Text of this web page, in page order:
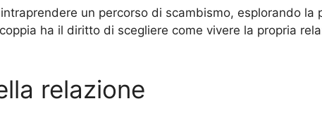
un percorso di scambismo, esplorando
ha il diritto di scegliere come vivere la propria
relazione